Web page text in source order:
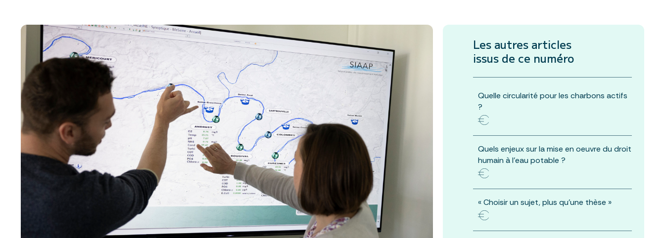
Les autres articles
issus de ce numéro
Quelle circularité pour les charbons actifs
?
Quels enjeux sur la mise en oeuvre du droit
humain à l’eau potable ?
« Choisir un sujet, plus qu’une thèse »